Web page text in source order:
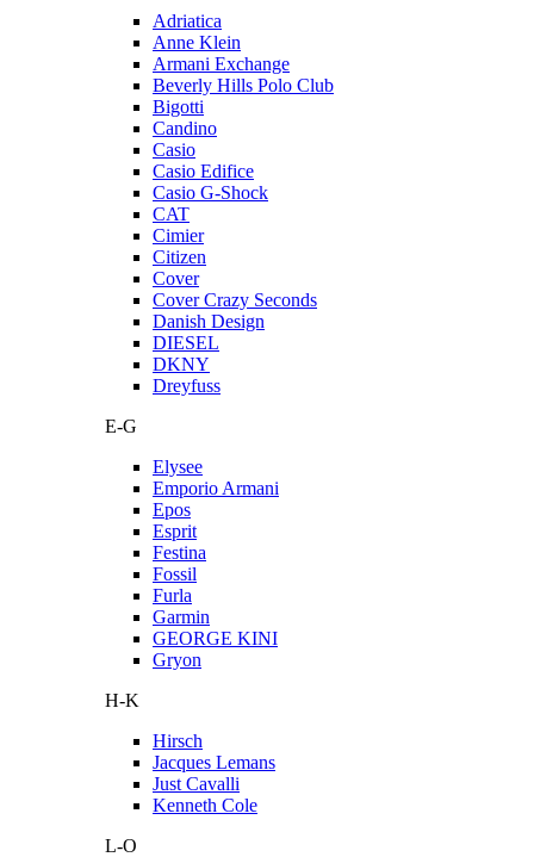
Adriatica
Anne Klein
Armani Exchange
Beverly Hills Polo Club
Bigotti
Candino
Casio
Casio Edifice
Casio G-Shock
CAT
Cimier
Citizen
Cover
Cover Crazy Seconds
Danish Design
DIESEL
DKNY
Dreyfuss
E-G
Elysee
Emporio Armani
Epos
Esprit
Festina
Fossil
Furla
Garmin
GEORGE KINI
Gryon
H-K
Hirsch
Jacques Lemans
Just Cavalli
Kenneth Cole
L-O